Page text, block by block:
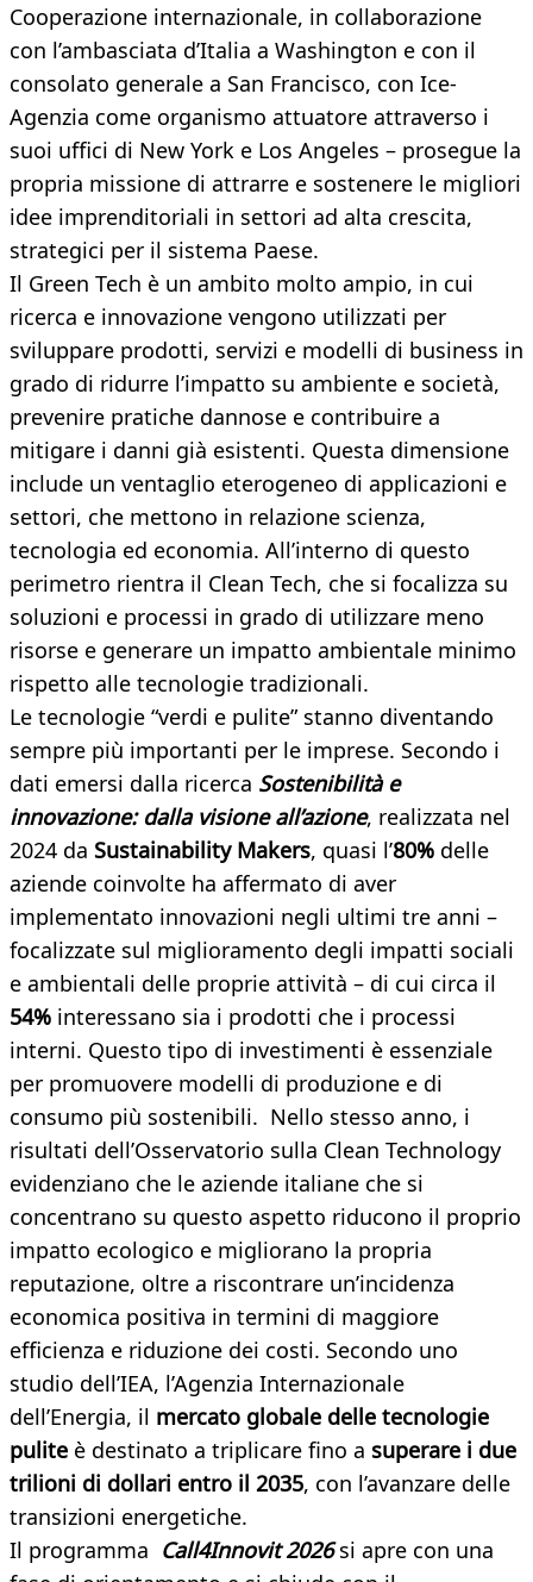
Cooperazione internazionale, in collaborazione
con l’ambasciata d’Italia a Washington e con il
consolato generale a San Francisco, con Ice-
Agenzia come organismo attuatore attraverso i
suoi uffici di New York e Los Angeles – prosegue la
propria missione di attrarre e sostenere le migliori
idee imprenditoriali in settori ad alta crescita,
strategici per il sistema Paese.
Il Green Tech è un ambito molto ampio, in cui
ricerca e innovazione vengono utilizzati per
sviluppare prodotti, servizi e modelli di business in
grado di ridurre l’impatto su ambiente e società,
prevenire pratiche dannose e contribuire a
mitigare i danni già esistenti. Questa dimensione
include un ventaglio eterogeneo di applicazioni e
settori, che mettono in relazione scienza,
tecnologia ed economia. All’interno di questo
perimetro rientra il Clean Tech, che si focalizza su
soluzioni e processi in grado di utilizzare meno
risorse e generare un impatto ambientale minimo
rispetto alle tecnologie tradizionali.
Le tecnologie “verdi e pulite” stanno diventando
sempre più importanti per le imprese. Secondo i
dati emersi dalla ricerca Sostenibilità e
innovazione: dalla visione all’azione, realizzata nel
2024 da Sustainability Makers, quasi l’80% delle
aziende coinvolte ha affermato di aver
implementato innovazioni negli ultimi tre anni –
focalizzate sul miglioramento degli impatti sociali
e ambientali delle proprie attività – di cui circa il
54% interessano sia i prodotti che i processi
interni. Questo tipo di investimenti è essenziale
per promuovere modelli di produzione e di
consumo più sostenibili. Nello stesso anno, i
risultati dell’Osservatorio sulla Clean Technology
evidenziano che le aziende italiane che si
concentrano su questo aspetto riducono il proprio
impatto ecologico e migliorano la propria
reputazione, oltre a riscontrare un’incidenza
economica positiva in termini di maggiore
efficienza e riduzione dei costi. Secondo uno
studio dell’IEA, l’Agenzia Internazionale
dell’Energia, il mercato globale delle tecnologie
pulite è destinato a triplicare fino a superare i due
trilioni di dollari entro il 2035, con l’avanzare delle
transizioni energetiche.
Il programma Call4Innovit 2026si apre con una